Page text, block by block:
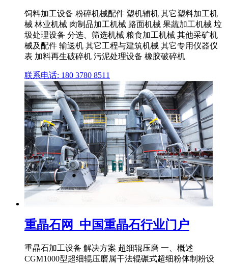
饲料加工设备 粉碎机械配件 塑机辅机 其它塑料加工机
械 林业机械 肉制品加工机械 路面机械 果蔬加工机械 垃
圾处理设备 分选、筛选机械 粮食加工机械 其他采矿机
械及配件 输送机 其它工程与建筑机械 其它专用仪器仪
表 加料再生破碎机 污泥处理设备 橡胶破碎机
联系电话: 180 3780 8511
重晶石网_中国重晶石行业门户
重晶石加工设备 解决方案 超细辊压磨 一、概述
CGM1000型超细辊压磨属干法辊碾式超细粉体制粉设